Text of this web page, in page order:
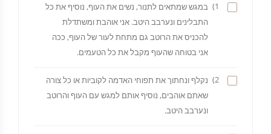
1)
במגש שמתאים לתנור, נשים את העוף, נוסיף את כל
התבלינים ונערבב היטב. אני אוהבת ומשתדלת
להכניס את הרוטב גם מתחת לעור של העוף, ככה
אני בטוחה שהעוף מקבל את כל הטעמים.
2)
נקלף ונחתוך את תפוחי האדמה לקוביות או כל צורה
שאתם אוהבים, נוסיף אותם למגש עם העוף והרוטב
ונערבב היטב.